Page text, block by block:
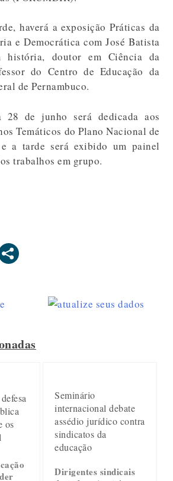
haverá a exposição Práticas da
e Democrática com José Batista
história, doutor em Ciência da
do Centro de Educação da
de Pernambuco.
de junho será dedicada aos
Temáticos do Plano Nacional de
e a tarde será exibido um painel
trabalhos em grupo.
os
Seminário
internacional debate
assédio jurídico contra
sindicatos da
educação
Dirigentes sindicais